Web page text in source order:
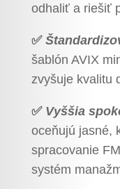
odhaliť a riešiť
✅
šablón AVIX
zvyšuje kvalitu
✅ Vyššia
oceňujú jasné,
spracovanie
systém